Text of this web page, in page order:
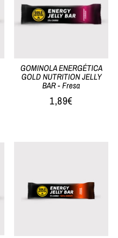
GOMINOLA ENERGÉTICA
GOLD NUTRITION JELLY
BAR - Fresa
1,89€